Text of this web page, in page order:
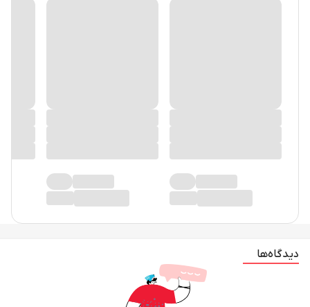
دیدگاه‌ها